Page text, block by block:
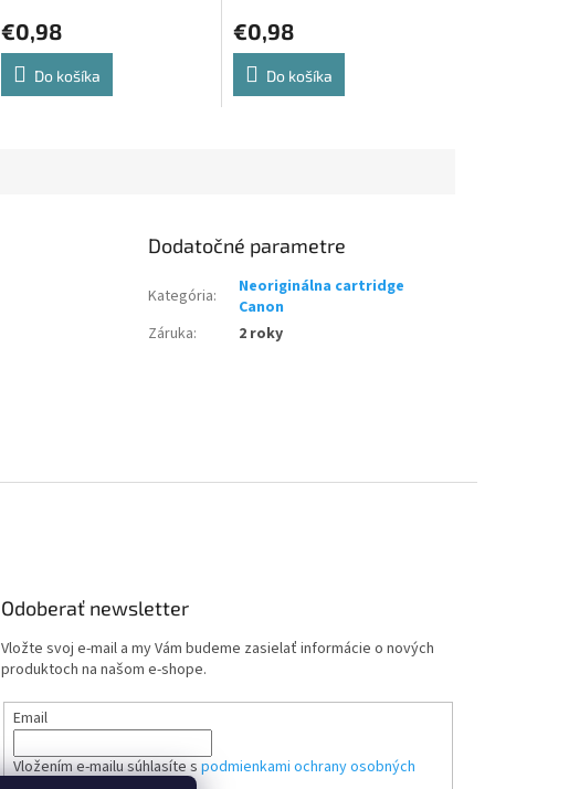
€0,98
Do košíka
€0,98
Do košíka
Dodatočné parametre
Kategória:
Neoriginálna cartridge
Canon
Záruka: 2 roky
Odoberať newsletter
Vložte svoj e-mail a my Vám budeme zasielať informácie o nových
produktoch na našom e-shope.
Email
Vložením e-mailu súhlasíte spodmienkami ochrany osobných